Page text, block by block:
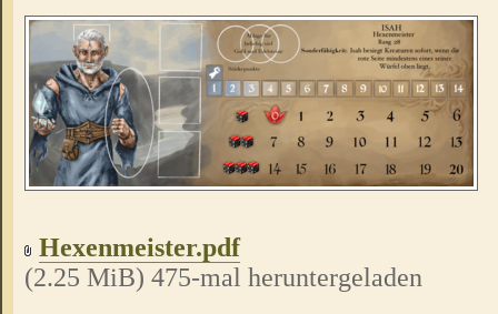
Hexenmeister.pdf
(2.25 MiB) 475-mal heruntergeladen